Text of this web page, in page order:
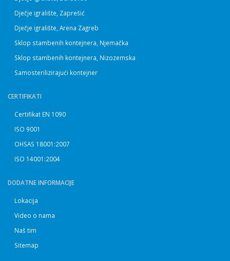
Dječje igralište, Zaprešić
Dječje igralište, Arena Zagreb
Sklop stambenih kontejnera, Njemačka
Sklop stambenih kontejnera, Nizozemska
Samosterilizirajući kontejner
CERTIFIKATI
Certifikat EN 1090
ISO 9001
OHSAS 18001:2007
ISO 14001:2004
DODATNE INFORMACIJE
Lokacija
Video o nama
Naš tim
Sitemap